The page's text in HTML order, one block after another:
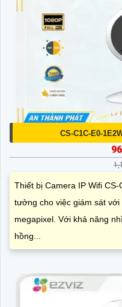
CS-C1C-E0-
Thiết bị Camera IP Wifi
tưởng cho việc giám sát
megapixel. Với khả năng
hồng...